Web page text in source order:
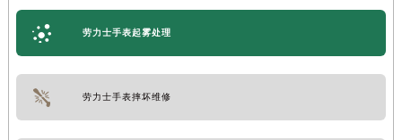
劳力士手表起雾处理
劳力士手表摔坏维修